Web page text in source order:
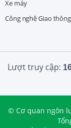
Xe máy
Công nghệ Giao thông
Lượt truy cập:
© Cơ quan ngôn